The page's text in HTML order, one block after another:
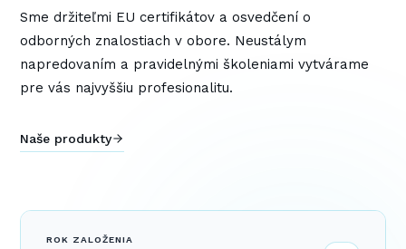
Sme držiteľmi EU certifikátov a osvedčení o
odborných znalostiach v obore. Neustálym
napredovaním a pravidelnými školeniami vytvárame
pre vás najvyššiu profesionalitu.
Naše produkty
ROK ZALOŽENIA